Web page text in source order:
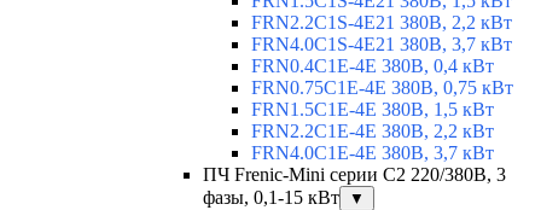
FRN2.2C1S-4E21 380В, 2,2 кВт
FRN4.0C1S-4E21 380В, 3,7 кВт
FRN0.4C1E-4E 380В, 0,4 кВт
FRN0.75C1E-4E 380В, 0,75 кВт
FRN1.5C1E-4E 380В, 1,5 кВт
FRN2.2C1E-4E 380В, 2,2 кВт
FRN4.0C1E-4E 380В, 3,7 кВт
ПЧ Frenic-Mini серии С2 220/380В, 3
фазы, 0,1-15 кВт
▼